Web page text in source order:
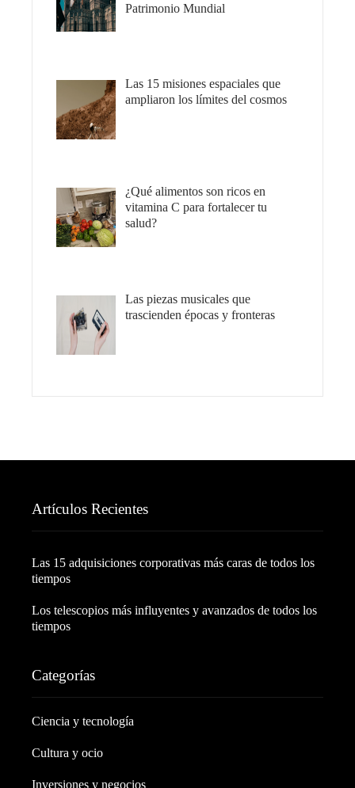
Patrimonio Mundial
Las 15 misiones espaciales que
ampliaron los límites del cosmos
¿Qué alimentos son ricos en
vitamina C para fortalecer tu
salud?
Las piezas musicales que
trascienden épocas y fronteras
Artículos Recientes
Las 15 adquisiciones corporativas más caras de todos los
tiempos
Los telescopios más influyentes y avanzados de todos los
tiempos
Categorías
Ciencia y tecnología
Cultura y ocio
Inversiones y negocios